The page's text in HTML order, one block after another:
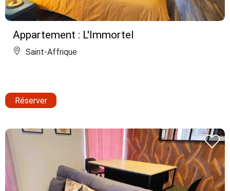
Appartement : L'Immortel
Saint-Affrique
Réserver